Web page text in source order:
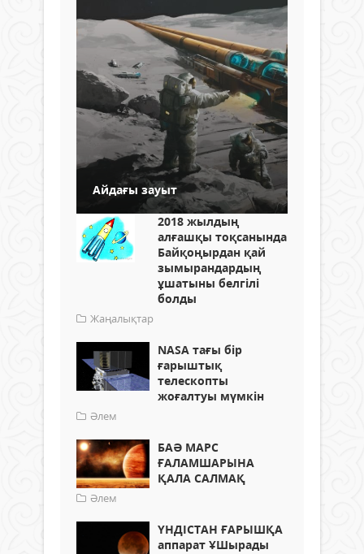
Айдағы зауыт
2018 жылдың
алғашқы тоқсанында
Байқоңырдан қай
зымырандардың
ұшатыны белгілі
болды
Жаңалықтар
NASA тағы бір
ғарыштық
телескопты
жоғалтуы мүмкін
Әлем
БАӘ МАРС
ҒАЛАМШАРЫНА
ҚАЛА САЛМАҚ
Әлем
ҮНДІСТАН ҒАРЫШҚА
аппарат ҰШырады